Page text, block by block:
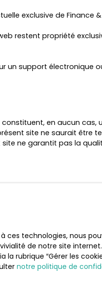
exclusive de Finance
restent propriété
un support électronique
constituent, en aucun
site ne saurait être
site ne garantit pas la
constitue l’acceptation
technologies, nous
de notre site
rubrique ″Gérer les
notre politique de